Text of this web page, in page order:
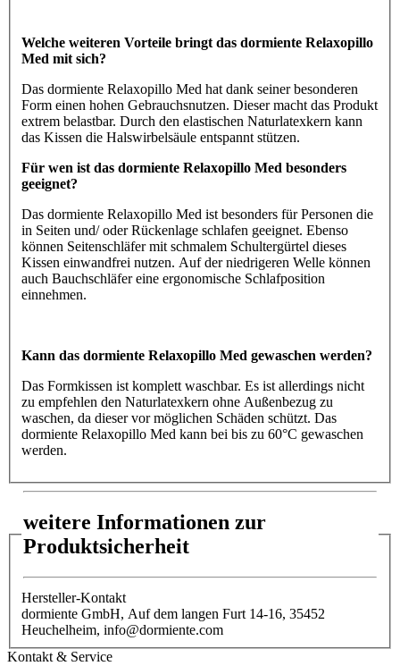
Welche weiteren Vorteile bringt das dormiente Relaxopillo
Med mit sich?
Das dormiente Relaxopillo Med hat dank seiner besonderen
Form einen hohen Gebrauchsnutzen. Dieser macht das Produkt
extrem belastbar. Durch den elastischen Naturlatexkern kann
das Kissen die Halswirbelsäule entspannt stützen.
Für wen ist das dormiente Relaxopillo Med besonders
geeignet?
Das dormiente Relaxopillo Med ist besonders für Personen die
in Seiten und/ oder Rückenlage schlafen geeignet. Ebenso
können Seitenschläfer mit schmalem Schultergürtel dieses
Kissen einwandfrei nutzen. Auf der niedrigeren Welle können
auch Bauchschläfer eine ergonomische Schlafposition
einnehmen.
Kann das dormiente Relaxopillo Med gewaschen werden?
Das Formkissen ist komplett waschbar. Es ist allerdings nicht
zu empfehlen den Naturlatexkern ohne Außenbezug zu
waschen, da dieser vor möglichen Schäden schützt. Das
dormiente Relaxopillo Med kann bei bis zu 60°C gewaschen
werden.
weitere Informationen zur
Produktsicherheit
Hersteller-Kontakt
dormiente GmbH, Auf dem langen Furt 14-16, 35452
Heuchelheim, info@dormiente.com
Kontakt & Service